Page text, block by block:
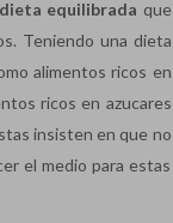
dieta equilibrada que
Teniendo una dieta
alimentos ricos en
ricos en azucares
insisten en que no
el medio para estas